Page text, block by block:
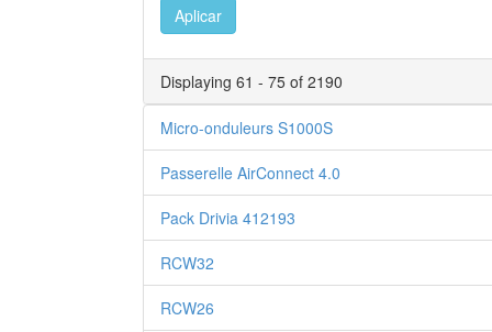
Aplicar
Displaying 61 - 75 of 2190
Micro-onduleurs S1000S
Passerelle AirConnect 4.0
Pack Drivia 412193
RCW32
RCW26